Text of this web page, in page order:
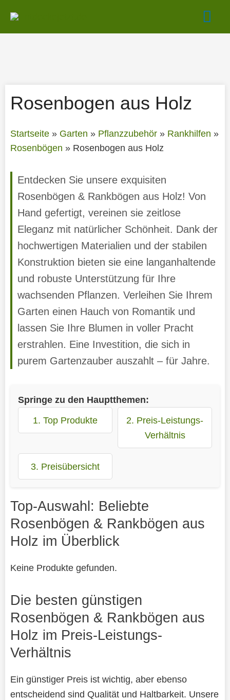
Inhalt
springen
Rosenbogen aus Holz
Startseite» Garten » Pflanzzubehör» Rankhilfen »
Rosenbögen » Rosenbogen aus Holz
Entdecken Sie unsere exquisiten
Rosenbögen & Rankbögen aus Holz! Von
Hand gefertigt, vereinen sie zeitlose
Eleganz mit natürlicher Schönheit. Dank der
hochwertigen Materialien und der stabilen
Konstruktion bieten sie eine langanhaltende
und robuste Unterstützung für Ihre
wachsenden Pflanzen. Verleihen Sie Ihrem
Garten einen Hauch von Romantik und
lassen Sie Ihre Blumen in voller Pracht
erstrahlen. Eine Investition, die sich in
purem Gartenzauber auszahlt – für Jahre.
Springe zu den Hauptthemen:
1. Top Produkte
2. Preis-Leistungs-
Verhältnis
3. Preisübersicht
Top-Auswahl: Beliebte
Rosenbögen & Rankbögen aus
Holz im Überblick
Keine Produkte gefunden.
Die besten günstigen
Rosenbögen & Rankbögen aus
Holz im Preis-Leistungs-
Verhältnis
Ein günstiger Preis ist wichtig, aber ebenso
entscheidend sind Qualität und Haltbarkeit. Unsere